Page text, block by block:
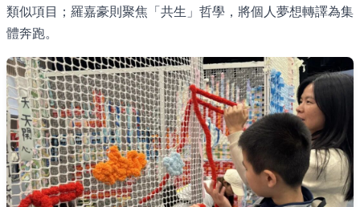
類似項目；羅嘉豪則聚焦「共生」哲學，將個人夢想轉譯為集
體奔跑。